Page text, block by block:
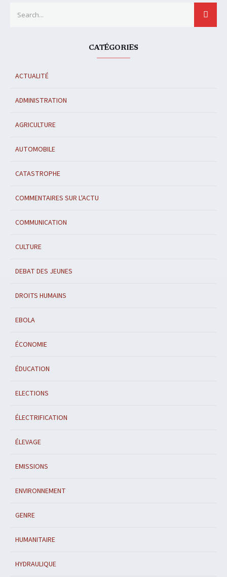
CATÉGORIES
ACTUALITÉ
ADMINISTRATION
AGRICULTURE
AUTOMOBILE
CATASTROPHE
COMMENTAIRES SUR L'ACTU
COMMUNICATION
CULTURE
DEBAT DES JEUNES
DROITS HUMAINS
EBOLA
ÉCONOMIE
ÉDUCATION
ELECTIONS
ÉLECTRIFICATION
ÉLEVAGE
EMISSIONS
ENVIRONNEMENT
GENRE
HUMANITAIRE
HYDRAULIQUE